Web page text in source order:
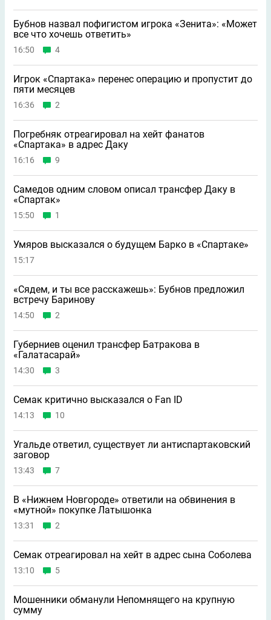
Бубнов назвал пофигистом игрока «Зенита»: «Может
всe что хочешь ответить»
16:50 4
Игрок «Спартака» перенес операцию и пропустит до
пяти месяцев
16:36 2
Погребняк отреагировал на хейт фанатов
«Спартака» в адрес Даку
16:16 9
Самедов одним словом описал трансфер Даку в
«Спартак»
15:50 1
Умяров высказался о будущем Барко в «Спартаке»
15:17
«Сядем, и ты все расскажешь»: Бубнов предложил
встречу Баринову
14:50 2
Губерниев оценил трансфер Батракова в
«Галатасарай»
14:30 3
Семак критично высказался о Fan ID
14:13 10
Угальде ответил, существует ли антиспартаковский
заговор
13:43 7
В «Нижнем Новгороде» ответили на обвинения в
«мутной» покупке Латышонка
13:31 2
Семак отреагировал на хейт в адрес сына Соболева
13:10 5
Мошенники обманули Непомнящего на крупную
сумму